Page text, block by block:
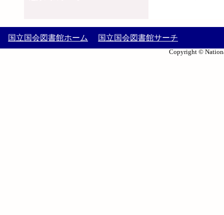
国立国会図書館ホーム 国立国会図書館サーチ
Copyright ©